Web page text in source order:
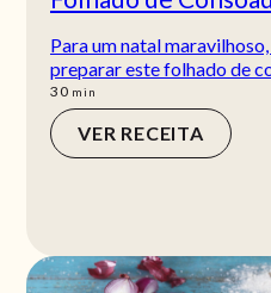
Para um natal
preparar este folhado de
30min
min
VER RECEITA